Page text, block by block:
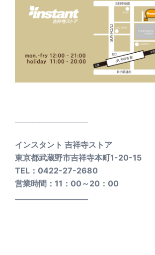
インスタント 吉祥寺ストア
東京都武蔵野市吉祥寺本町1-20-15
TEL：0422-27-2680
営業時間：11：00～20：00